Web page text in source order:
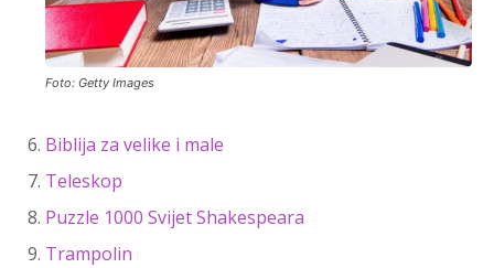
Foto: Getty Images
Biblija za velike i male
Teleskop
Puzzle 1000 Svijet Shakespeara
Trampolin